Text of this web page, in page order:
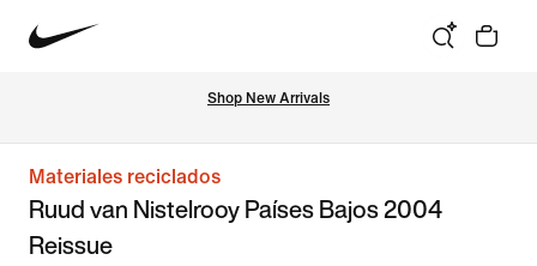
Shop New Arrivals
Materiales reciclados
Ruud van Nistelrooy Países Bajos 2004
Reissue